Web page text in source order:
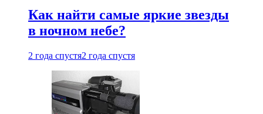
Как найти самые яркие звезды
в ночном небе?
2 года спустя2 года спустя